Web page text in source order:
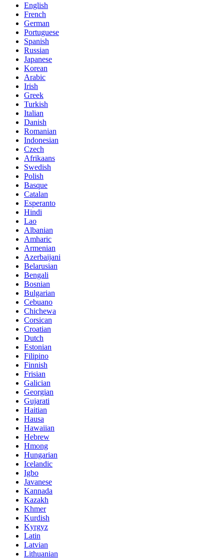
English
French
German
Portuguese
Spanish
Russian
Japanese
Korean
Arabic
Irish
Greek
Turkish
Italian
Danish
Romanian
Indonesian
Czech
Afrikaans
Swedish
Polish
Basque
Catalan
Esperanto
Hindi
Lao
Albanian
Amharic
Armenian
Azerbaijani
Belarusian
Bengali
Bosnian
Bulgarian
Cebuano
Chichewa
Corsican
Croatian
Dutch
Estonian
Filipino
Finnish
Frisian
Galician
Georgian
Gujarati
Haitian
Hausa
Hawaiian
Hebrew
Hmong
Hungarian
Icelandic
Igbo
Javanese
Kannada
Kazakh
Khmer
Kurdish
Kyrgyz
Latin
Latvian
Lithuanian